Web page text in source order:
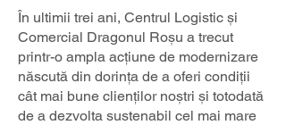
În ultimii trei ani, Centrul Logistic și
Comercial Dragonul Roșu a trecut
printr-o ampla acțiune de modernizare
născută din dorința de a oferi condiții
cât mai bune clienților noștri și totodată
de a dezvolta sustenabil cel mai mare